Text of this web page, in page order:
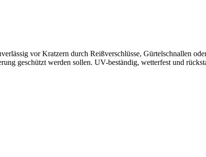
vor Kratzern durch Reißverschlüsse, Gürtelschnallen
geschützt werden sollen. UV-beständig, wetterfest und